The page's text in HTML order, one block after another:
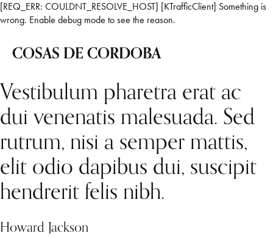
[REQ_ERR: COULDNT_RESOLVE_HOST] [KTrafficClient] Something is
wrong. Enable debug mode to see the reason.
COSAS DE CORDOBA
Vestibulum pharetra erat ac
dui venenatis malesuada. Sed
rutrum, nisi a semper mattis,
elit odio dapibus dui, suscipit
hendrerit felis nibh.
Howard Jackson